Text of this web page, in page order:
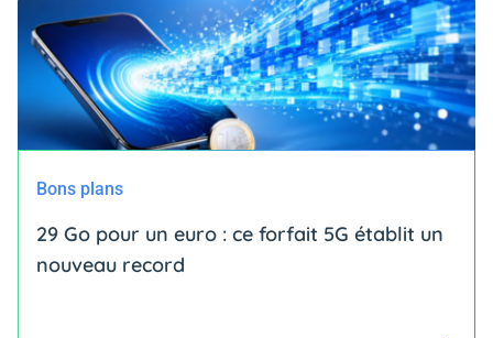
Bons plans
29 Go pour un euro : ce forfait 5G établit un
nouveau record